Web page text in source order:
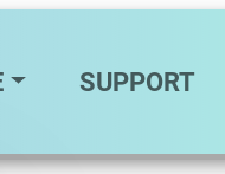
SUPPORT